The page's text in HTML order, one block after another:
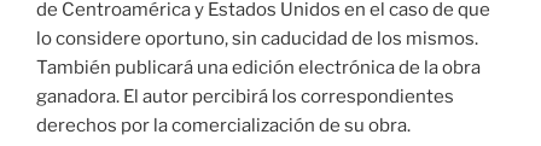
de Centroamérica y Estados Unidos en el caso de que
lo considere oportuno, sin caducidad de los mismos.
También publicará una edición electrónica de la obra
ganadora. El autor percibirá los correspondientes
derechos por la comercialización de su obra.